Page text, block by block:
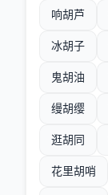
响胡芦
冰胡子
鬼胡油
缦胡缨
逛胡同
花里胡哨